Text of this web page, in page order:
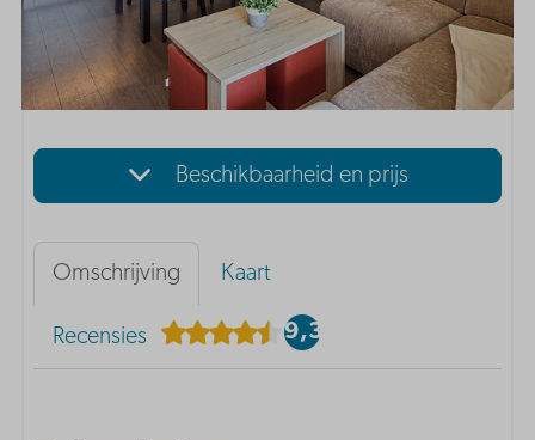
Beschikbaarheid en prijs
Omschrijving Kaart
Recensies 9,3